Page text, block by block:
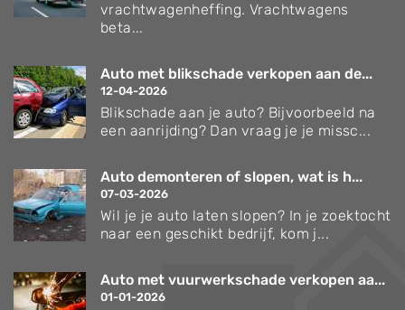
vrachtwagenheffing. Vrachtwagens
beta...
Auto met blikschade verkopen aan de...
12-04-2026
Blikschade aan je auto? Bijvoorbeeld na
een aanrijding? Dan vraag je je missc...
Auto demonteren of slopen, wat is h...
07-03-2026
Wil je je auto laten slopen? In je zoektocht
naar een geschikt bedrijf, kom j...
Auto met vuurwerkschade verkopen aa...
01-01-2026